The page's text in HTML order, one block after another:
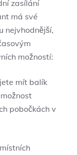
zasílání
má své
nejvhodnější,
možností:
mít balík
pobočkách v